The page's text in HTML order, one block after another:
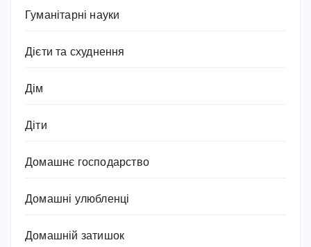
Гуманітарні науки
Дієти та схуднення
Дім
Діти
Домашнє господарство
Домашні улюбленці
Домашній затишок